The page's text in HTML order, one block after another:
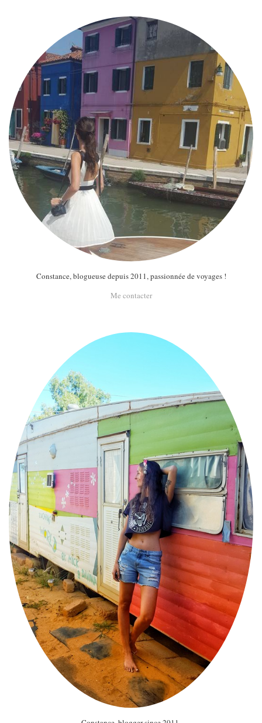
ME CONTACTER
A PROPOS
PARUTIONS ET PARTENARIATS
Constance, blogueuse depuis 2011, passionnée de voyages !
Me contacter